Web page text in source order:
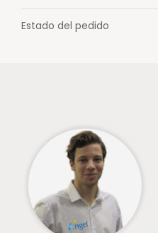
Estado del pedido